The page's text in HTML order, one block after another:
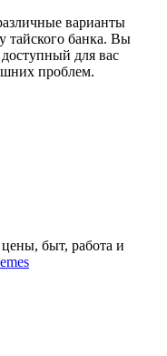
варианты
тайcкого банка. Вы
для вас
проблем.​
быт, работа и